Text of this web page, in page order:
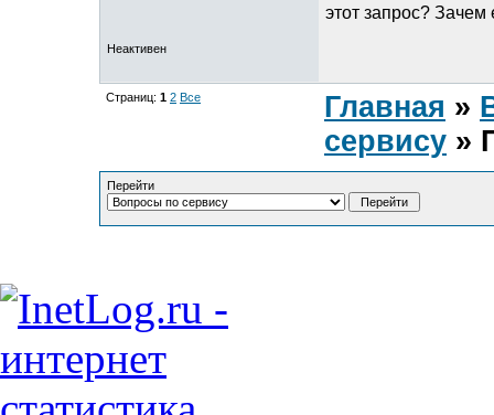
этот запрос?
Неактивен
Страниц: 1 2 Все Главная »
сервису »
Перейти